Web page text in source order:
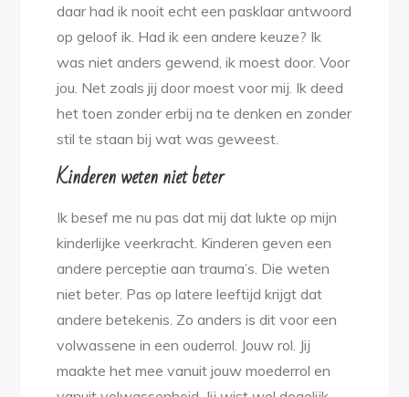
daar had ik nooit echt een pasklaar antwoord
op geloof ik. Had ik een andere keuze? Ik
was niet anders gewend, ik moest door. Voor
jou. Net zoals jij door moest voor mij. Ik deed
het toen zonder erbij na te denken en zonder
stil te staan bij wat was geweest.
Kinderen weten niet beter
Ik besef me nu pas dat mij dat lukte op mijn
kinderlijke veerkracht. Kinderen geven een
andere perceptie aan trauma’s. Die weten
niet beter. Pas op latere leeftijd krijgt dat
andere betekenis. Zo anders is dit voor een
volwassene in een ouderrol. Jouw rol. Jij
maakte het mee vanuit jouw moederrol en